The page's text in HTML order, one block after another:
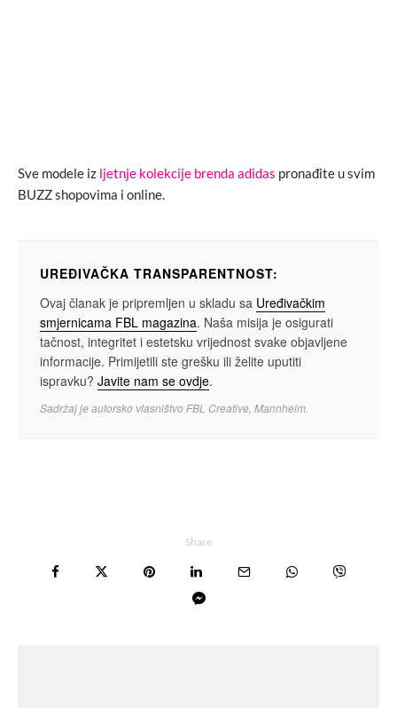
Sve modele iz ljetnje kolekcije brenda adidas pronađite u svim
BUZZ shopovima i online.
UREĐIVAČKA TRANSPARENTNOST:
Ovaj članak je pripremljen u skladu sa Uređivačkim
smjernicama FBL magazina. Naša misija je osigurati
tačnost, integritet i estetsku vrijednost svake objavljene
informacije. Primijetili ste grešku ili želite uputiti
ispravku? Javite nam se ovdje.
Sadržaj je autorsko vlasništvo FBL Creative, Mannheim.
Share